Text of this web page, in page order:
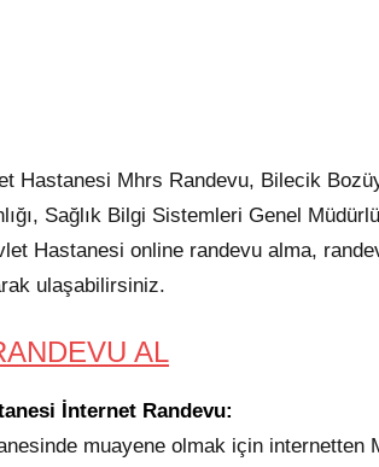
Hastanesi Mhrs Randevu, Bilecik
Sağlık Bilgi Sistemleri Genel
Hastanesi online randevu alma,
ulaşabilirsiniz.
AL
İnternet Randevu:
muayene olmak için internetten